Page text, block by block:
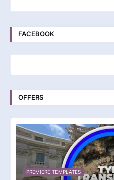
FACEBOOK
OFFERS
PREMIERE TEMPLATES